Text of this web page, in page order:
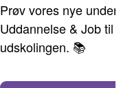
Prøv vores nye
Uddannelse & Job til
udskolingen. 📚